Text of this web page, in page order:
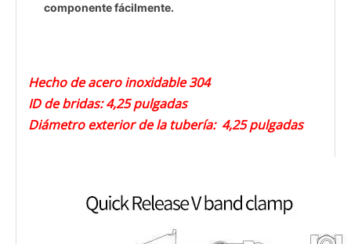
componente fácilmente.
Hecho de acero inoxidable 304
ID de bridas: 4,25 pulgadas
Diámetro exterior de la tubería: 4,25 pulgadas